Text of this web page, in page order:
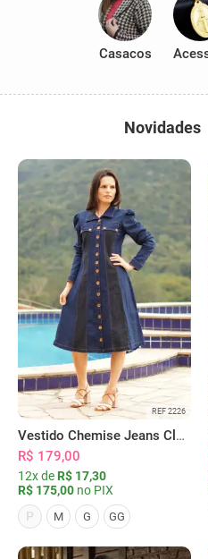
Casacos
Novidades
REF 2226
Vestido Chemise Jeans Clássica Serena
R$ 179,00
12x de R$ 17,30
R$ 175,00 no PIX
P
M G GG